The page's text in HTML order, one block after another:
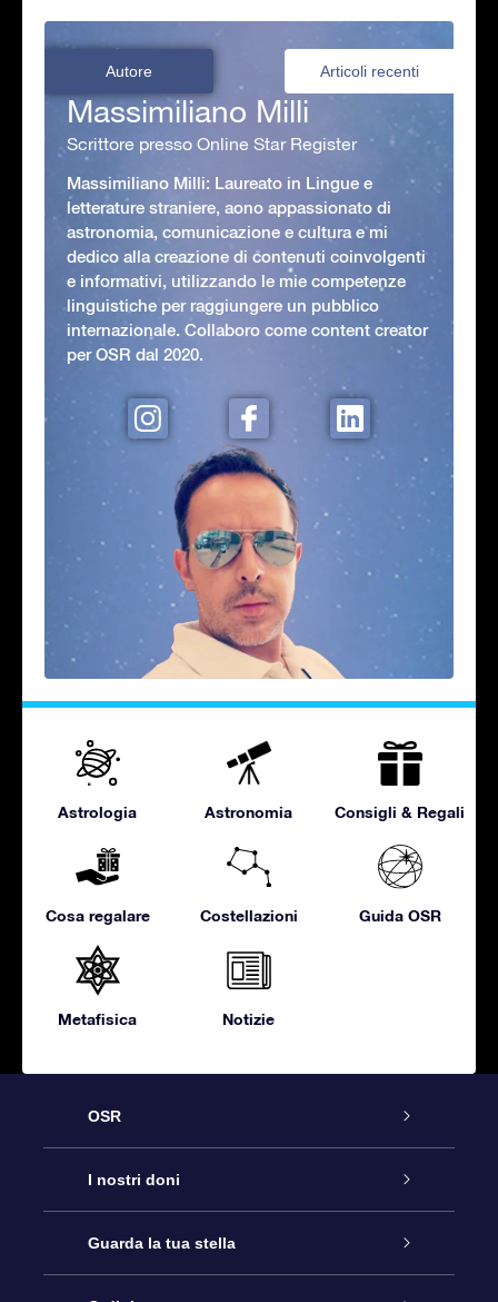
Autore Articoli recenti
Massimiliano Milli
Scrittore presso Online Star Register
Massimiliano Milli: Laureato in Lingue e
letterature straniere, aono appassionato di
astronomia, comunicazione e cultura e mi
dedico alla creazione di contenuti coinvolgenti
e informativi, utilizzando le mie competenze
linguistiche per raggiungere un pubblico
internazionale. Collaboro come content creator
per OSR dal 2020.
Astrologia Astronomia Consigli & Regali
Cosa regalare Costellazioni Guida OSR
Metafisica Notizie
OSR
Assistenza
Contattaci
I nostri doni
Online Star Gift
Guarda la tua stella